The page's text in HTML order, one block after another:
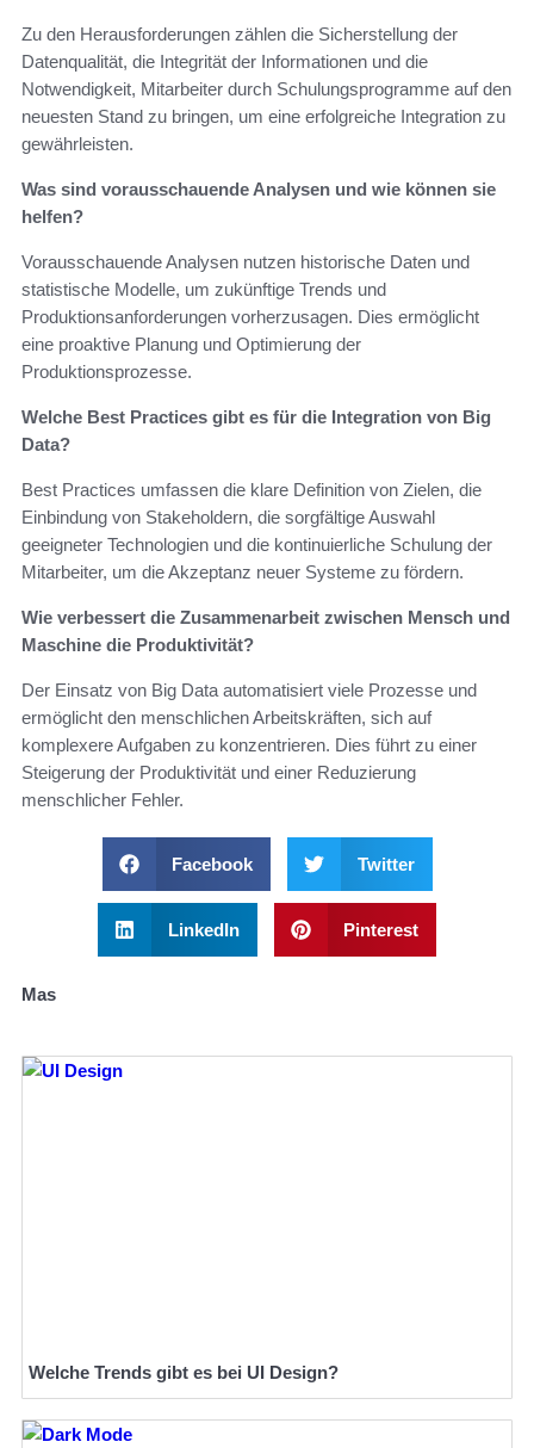
Zu den Herausforderungen zählen die Sicherstellung der
Datenqualität, die Integrität der Informationen und die
Notwendigkeit, Mitarbeiter durch Schulungsprogramme auf den
neuesten Stand zu bringen, um eine erfolgreiche Integration zu
gewährleisten.
Was sind vorausschauende Analysen und wie können sie
helfen?
Vorausschauende Analysen nutzen historische Daten und
statistische Modelle, um zukünftige Trends und
Produktionsanforderungen vorherzusagen. Dies ermöglicht
eine proaktive Planung und Optimierung der
Produktionsprozesse.
Welche Best Practices gibt es für die Integration von Big
Data?
Best Practices umfassen die klare Definition von Zielen, die
Einbindung von Stakeholdern, die sorgfältige Auswahl
geeigneter Technologien und die kontinuierliche Schulung der
Mitarbeiter, um die Akzeptanz neuer Systeme zu fördern.
Wie verbessert die Zusammenarbeit zwischen Mensch und
Maschine die Produktivität?
Der Einsatz von Big Data automatisiert viele Prozesse und
ermöglicht den menschlichen Arbeitskräften, sich auf
komplexere Aufgaben zu konzentrieren. Dies führt zu einer
Steigerung der Produktivität und einer Reduzierung
menschlicher Fehler.
Facebook Twitter
LinkedIn Pinterest
Mas
Welche Trends gibt es bei UI Design?